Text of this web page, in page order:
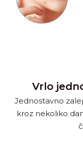
Vrlo
Jednostavno
kroz nekoliko